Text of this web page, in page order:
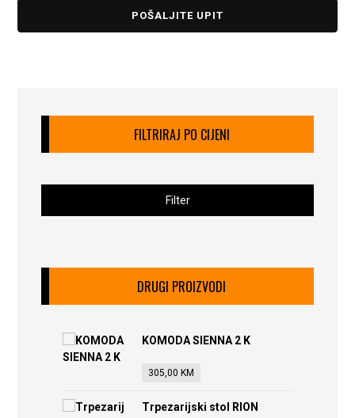
POŠALJITE UPIT
FILTRIRAJ PO CIJENI
Filter
DRUGI PROIZVODI
KOMODA SIENNA 2 K
305,00 KM
Trpezarijski stol RION